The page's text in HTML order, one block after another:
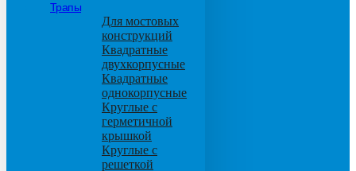
Трапы
Для мостовых
конструкций
Квадратные
двухкорпусные
Квадратные
однокорпусные
Круглые с
герметичной
крышкой
Круглые с
решеткой